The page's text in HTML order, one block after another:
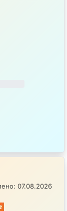
07.08.2026